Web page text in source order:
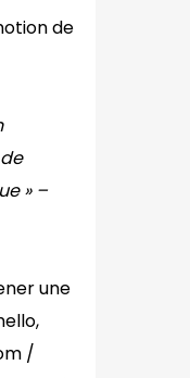
de
» –
une
/